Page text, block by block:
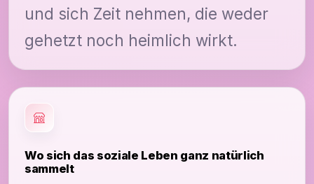
und sich Zeit nehmen, die weder
gehetzt noch heimlich wirkt.
Wo sich das soziale Leben ganz natürlich
sammelt